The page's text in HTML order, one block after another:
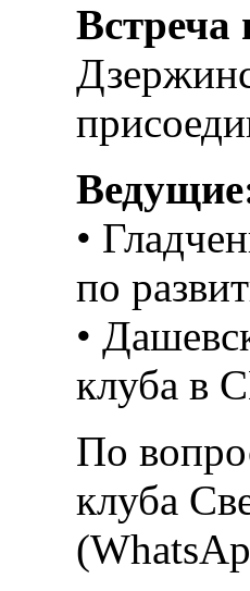
Встреча
•
по
•
клуба в
По
клуба